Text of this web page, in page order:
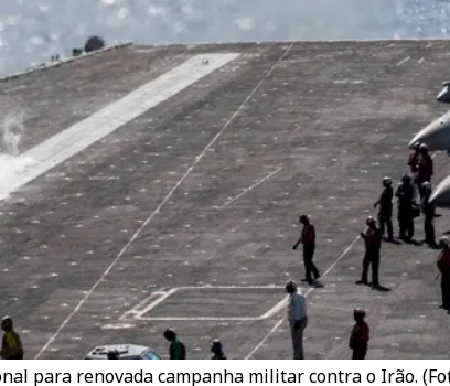
para renovada campanha militar contra o Irão.